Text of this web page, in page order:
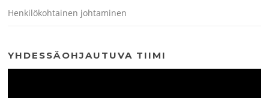
Henkilökohtainen johtaminen
YHDESSÄOHJAUTUVA TIIMI